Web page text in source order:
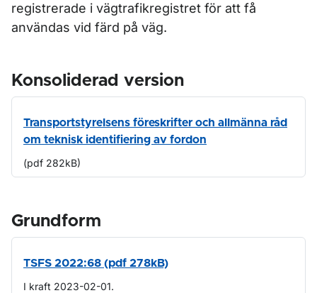
registrerade i vägtrafikregistret för att få
användas vid färd på väg.
Konsoliderad version
Transportstyrelsens föreskrifter och allmänna råd
om teknisk identifiering av fordon
(pdf 282kB)
Grundform
TSFS 2022:68 (pdf 278kB)
I kraft 2023-02-01.